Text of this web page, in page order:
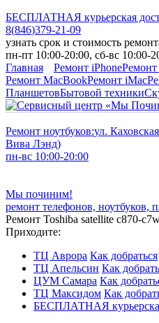
БЕСПЛАТНАЯ курьерская
8(846)379-21-09
узнать срок и стоимость
пн-пт 10:00-20:00, сб-вс 10:00-
Главная
Ремонт iPhoneРемонт
Ремонт MacBookРемонт iMac
ПланшетовБытовой техники
Ремонт ноутбуков:ул.
Вива Лэнд)
пн-вс 10:00-20:00
Мы починим!
ремонт телефонов, ноутбуков,
Ремонт Toshiba satellite c870-
Приходите:
ТЦ Аврора Как добраться
ТЦ Апельсин Как
ЦУМ Самара Как
ТЦ Максидом Как
БЕСПЛАТНАЯ